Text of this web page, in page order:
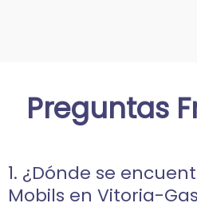
Preguntas
1. ¿Dónde se
Mobils en Vitoria-